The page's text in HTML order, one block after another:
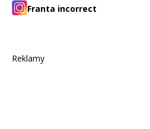
Franta incorrect
Reklamy